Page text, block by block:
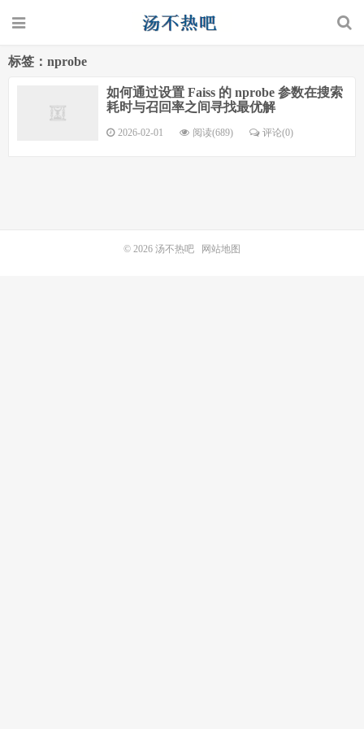
标签：nprobe
如何通过设置 Faiss 的 nprobe 参数在搜索
耗时与召回率之间寻找最优解
2026-02-01 阅读(689) 评论(0)
© 2026 汤不热吧 网站地图